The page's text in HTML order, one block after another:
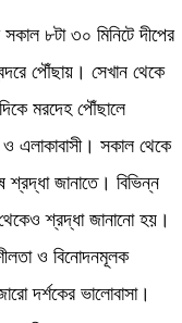
৮টা ৩০ মিনিটে দীপের
পৌঁছায়। সেখান থেকে
মরদেহ পৌঁছালে
এলাকাবাসী। সকাল থেকে
শ্রদ্ধা জানাতে। বিভিন্ন
শ্রদ্ধা জানানো হয়।
ও বিনোদনমূলক
দর্শকের ভালোবাসা।